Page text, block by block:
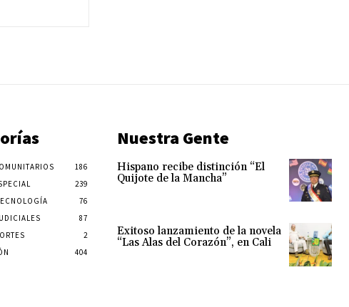
186
239
76
87
2
404
Nuestra Gente
Hispano recibe distinción “El
Quijote de la Mancha”
Exitoso lanzamiento de la novela
“Las Alas del Corazón”, en Cali